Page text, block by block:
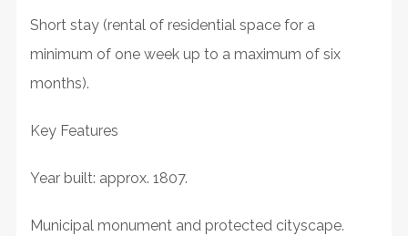
Short stay (rental of residential space for a
minimum of one week up to a maximum of six
months).
Key Features
Year built: approx. 1807.
Municipal monument and protected cityscape.